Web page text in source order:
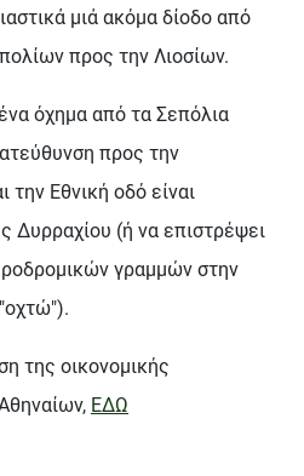
μιά ακόμα δίοδο από
προς την Λιοσίων.
όχημα από τα Σεπόλια
προς την
Εθνική οδό είναι
Δυρραχίου (ή να επιστρέψει
γραμμών στην
της οικονομικής
ΕΔΩ